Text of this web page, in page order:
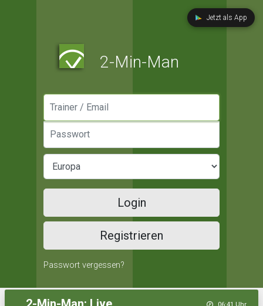
Jetzt als App
2-Min-Man
Login
Registrieren
Passwort vergessen?
06:41 Uhr